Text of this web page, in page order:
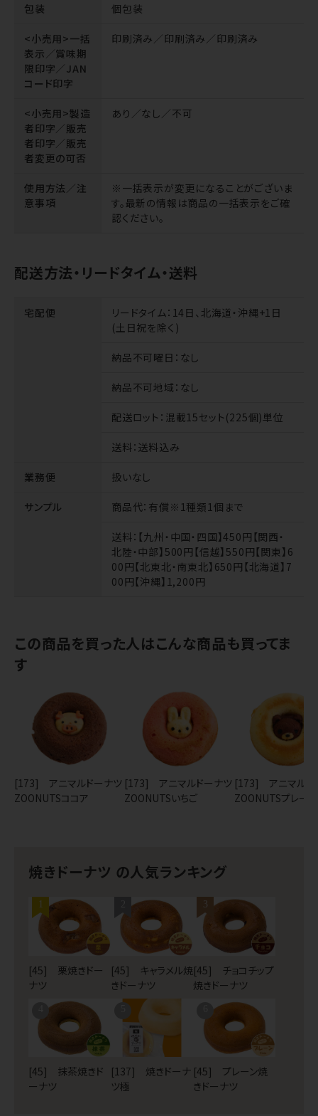
包装 個包装
<小売用>一括
表示／賞味期
限印字／JAN
コード印字
印刷済み／印刷済み／印刷済み
<小売用>製造
者印字／販売
者印字／販売
者変更の可否
あり／なし／不可
使用方法／注
意事項
※一括表示が変更になることがございま
す。最新の情報は商品の一括表示をご確
認ください。
配送方法・リードタイム・送料
宅配便 リードタイム ：14日、北海道・沖縄+1日
(土日祝を除く)
納品不可曜日 ：なし
納品不可地域 ：なし
配送ロット ：混載15セット(225個)単位
送料：送料込み
業務便 扱いなし
サンプル 商品代：有償※1種類1個まで
送料：【九州・中国・四国】450円【関西・
北陸・中部】500円【信越】550円【関東】6
00円【北東北・南東北】650円【北海道】7
00円【沖縄】1,200円
この商品を買った人はこんな商品も買ってま
す
[173] アニマルドーナツ
ZOONUTSココア
[173] アニマルドーナツ
ZOONUTSいちご
[173] アニマルド
ZOONUTSプレーン
焼きドーナツ の人気ランキング
1
[45] 栗焼きドー
ナツ
[45] キャラメル焼
きドーナツ
3
[45] チョコチップ
焼きドーナツ
[45] 抹茶焼きド
ーナツ
[137] 焼きドーナ
ツ極
[45] プレーン焼
きドーナツ